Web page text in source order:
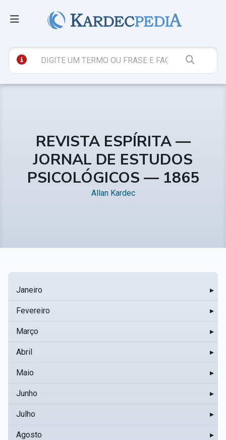
REVISTA ESPÍRITA —
JORNAL DE ESTUDOS
PSICOLÓGICOS — 1865
Allan Kardec
Janeiro ▸
Fevereiro ▸
Março ▸
Abril ▸
Maio ▸
Junho ▸
Julho ▸
Agosto ▸